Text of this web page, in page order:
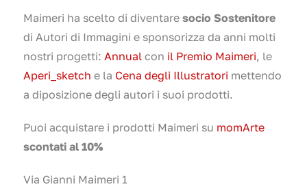
Maimeri ha scelto di diventare socio Sostenitore
di Autori di Immagini e sponsorizza da anni molti
nostri progetti: Annual con il Premio Maimeri, le
Aperi_sketch e la Cena degli Illustratori mettendo
a diposizione degli autori i suoi prodotti.
Puoi acquistare i prodotti Maimeri su momArte
scontati al 10%
Via Gianni Maimeri 1